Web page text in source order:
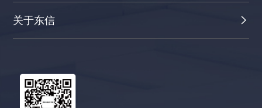
关于东信